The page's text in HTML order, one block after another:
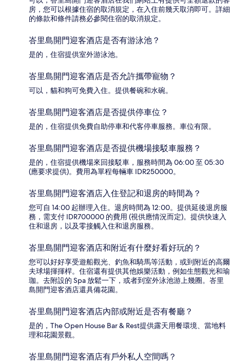
房，您可以根據住宿的取消規定，在入住前幾天取消即可。詳細
的條款和條件請務必參閱住宿的取消規定。
峇里島開門迎客酒店是否有游泳池？
是的，住宿提供室外游泳池。
峇里島開門迎客酒店是否允許攜帶寵物？
可以，貓和狗可免費入住。提供餐碗和水碗。
峇里島開門迎客酒店是否提供停車位？
是的，住宿提供免費自助停車和代客停車服務。車位有限。
峇里島開門迎客酒店是否提供機場接駁車服務？
是的，住宿提供機場來回接駁車，服務時間為 06:00 至 05:30
(應要求提供)。費用為單程每輛車 IDR250000。
峇里島開門迎客酒店入住登記和退房的時間為？
您可自 14:00 起辦理入住。退房時間為 12:00。提供延後退房服
務，需支付 IDR700000 的費用 (視供應情況而定)。提供快速入
住和退房，以及零接觸入住和退房服務。
峇里島開門迎客酒店和附近有什麼好看好玩的？
您可以好好享受遊船觀光、釣魚和騎馬等活動，或到附近的高爾
夫球場揮揮桿。住宿還有提供其他娛樂活動，例如生態觀光和瑜
珈。去附設的 Spa 放鬆一下，或者到室外泳池游上幾圈。峇里
島開門迎客酒店還具備花園。
峇里島開門迎客酒店內部或附近是否有餐廳？
是的，The Open House Bar & Rest提供露天用餐環境、當地料
理和花園景觀。
峇里島開門迎客酒店有戶外私人空間嗎？